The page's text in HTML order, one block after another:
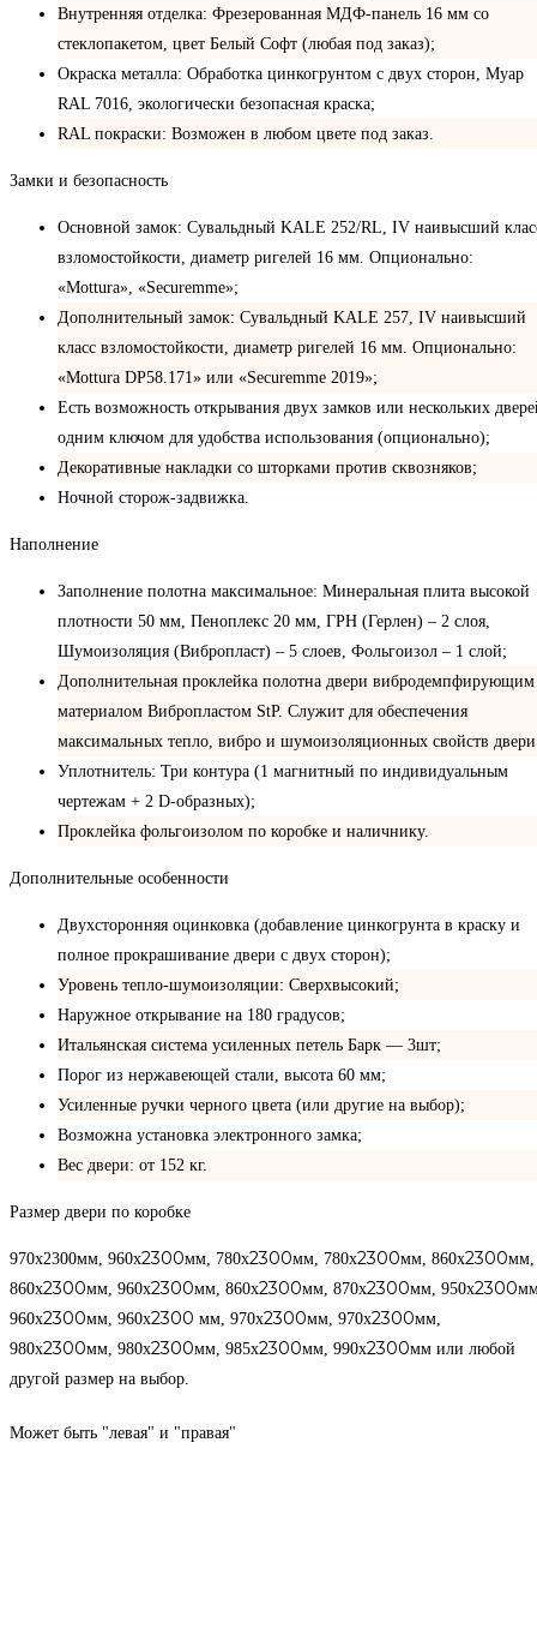
Внутренняя отделка: Фрезерованная МДФ-панель 16 мм со
стеклопакетом, цвет Белый Софт (любая под заказ);
Окраска металла: Обработка цинкогрунтом с двух сторон, Муар
RAL 7016, экологически безопасная краска;
RAL покраски: Возможен в любом цвете под заказ.
Замки и безопасность
Основной замок: Сувальдный KALE 252/RL, IV наивысший
взломостойкости, диаметр ригелей 16 мм. Опционально:
«Mottura», «Securemme»;
Дополнительный замок: Сувальдный KALE 257, IV наивысший
класс взломостойкости, диаметр ригелей 16 мм. Опционально:
«Mottura DP58.171» или «Securemme 2019»;
Есть возможность открывания двух замков или нескольких
одним ключом для удобства использования (опционально);
Декоративные накладки со шторками против сквозняков;
Ночной сторож-задвижка.
Наполнение
Заполнение полотна максимальное: Минеральная плита высокой
плотности 50 мм, Пеноплекс 20 мм, ГРН (Герлен) – 2 слоя,
Шумоизоляция (Вибропласт) – 5 слоев, Фольгоизол – 1 слой;
Дополнительная проклейка полотна двери вибродемпфирующим
материалом Вибропластом StP. Служит для обеспечения
максимальных тепло, вибро и шумоизоляционных свойств
Уплотнитель: Три контура (1 магнитный по индивидуальным
чертежам + 2 D-образных);
Проклейка фольгоизолом по коробке и наличнику.
Дополнительные особенности
Двухсторонняя оцинковка (добавление цинкогрунта в краску и
полное прокрашивание двери с двух сторон);
Уровень тепло-шумоизоляции: Сверхвысокий;
Наружное открывание на 180 градусов;
Итальянская система усиленных петель Барк — 3шт;
Порог из нержавеющей стали, высота 60 мм;
Усиленные ручки черного цвета (или другие на выбор);
Возможна установка электронного замка;
Вес двери: от 152 кг.
Размер двери по коробке
970х2300мм, 960х2300мм, 780х2300мм, 780х2300мм, 860х2300мм,
860х2300мм, 960х2300мм, 860х2300мм, 870х2300мм, 950х2300
960х2300мм, 960х2300 мм, 970х2300мм, 970x2300мм,
980х2300мм, 980х2300мм, 985x2300мм, 990х2300мм или любой
другой размер на выбор.
Может быть "левая" и "правая"